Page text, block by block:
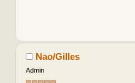
Nao/Gilles
Admin